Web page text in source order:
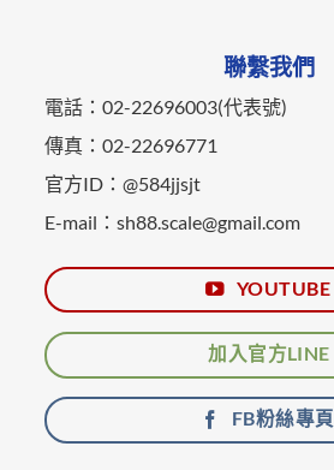
聯繫我們
電話：02-22696003(代表號)
傳真：02-22696771
官方ID：@584jjsjt
E-mail：sh88.scale@gmail.com
YOUTUBE
加入官方LINE
FB粉絲專頁